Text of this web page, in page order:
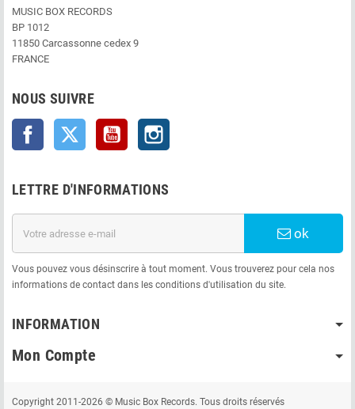
MUSIC BOX RECORDS
BP 1012
11850 Carcassonne cedex 9
FRANCE
NOUS SUIVRE
Facebook Twitter YouTube
LETTRE D'INFORMATIONS
ok
Vous pouvez vous désinscrire à tout moment. Vous trouverez pour cela nos
informations de contact dans les conditions d'utilisation du site.
INFORMATION
Mon Compte
Copyright 2011-2026 © Music Box Records. Tous droits réservés